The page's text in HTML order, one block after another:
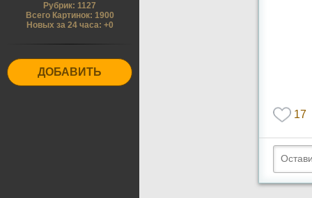
Рубрик: 1127
Всего Картинок: 1900
Новых за 24 часа: +0
ДОБАВИТЬ
17